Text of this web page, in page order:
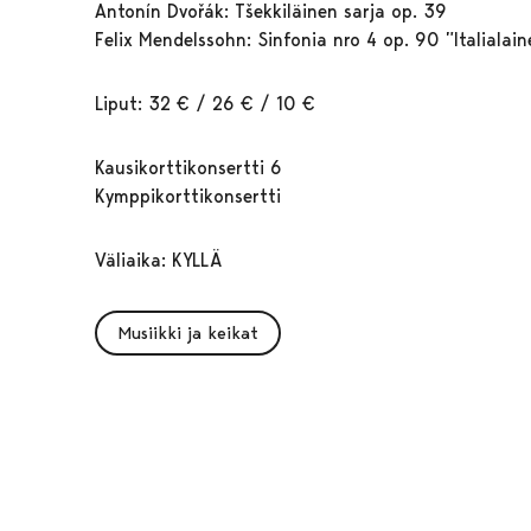
Antonín Dvořák: Tšekkiläinen sarja op. 39
Felix Mendelssohn: Sinfonia nro 4 op. 90
Liput: 32 € / 26 € / 10 €
Kausikorttikonsertti 6
Kymppikorttikonsertti
Väliaika: KYLLÄ
Musiikki ja keikat